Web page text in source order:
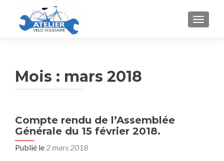
Mois : mars 2018
Compte rendu de l’Assemblée
Générale du 15 février 2018.
Publié le 2 mars 2018